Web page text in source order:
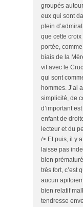
groupés
eux qui sont
plein
que cette croix
portée,
biais de la
vit avec le
qui sont
hommes. J’ai
simplicité, de
d’important
enfant de
lecteur et du
/> Et puis, il y
laisse pas
bien
très fort, c’est
aucun
bien relatif
tendresse